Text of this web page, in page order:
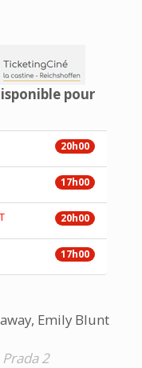
pour
20h00
17h00
20h00
17h00
Emily Blunt
2